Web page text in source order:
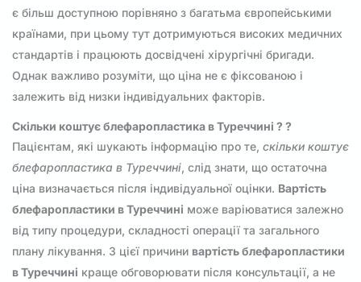
є більш доступною порівняно з багатьма європейськими
країнами, при цьому тут дотримуються високих медичних
стандартів і працюють досвідчені хірургічні бригади.
Однак важливо розуміти, що ціна не є фіксованою і
залежить від низки індивідуальних факторів.
Скільки коштує блефаропластика в Туреччині ? ?
Пацієнтам, які шукають інформацію про те, скільки коштує
блефаропластика в Туреччині, слід знати, що остаточна
ціна визначається після індивідуальної оцінки. Вартість
блефаропластики в Туреччині може варіюватися залежно
від типу процедури, складності операції та загального
плану лікування. З цієї причини вартість блефаропластики
в Туреччині краще обговорювати після консультації, а не